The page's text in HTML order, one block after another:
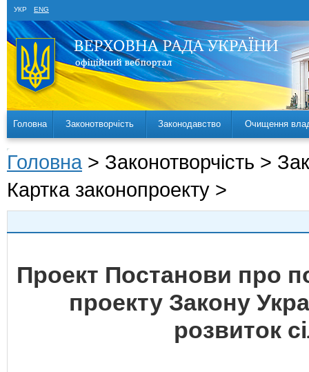
УКР ENG
Головна Законотворчість Законодавство Очищення
Головна > Законотворчість >
Картка законопроекту >
Проект Постанови про
проекту Закону
розвиток